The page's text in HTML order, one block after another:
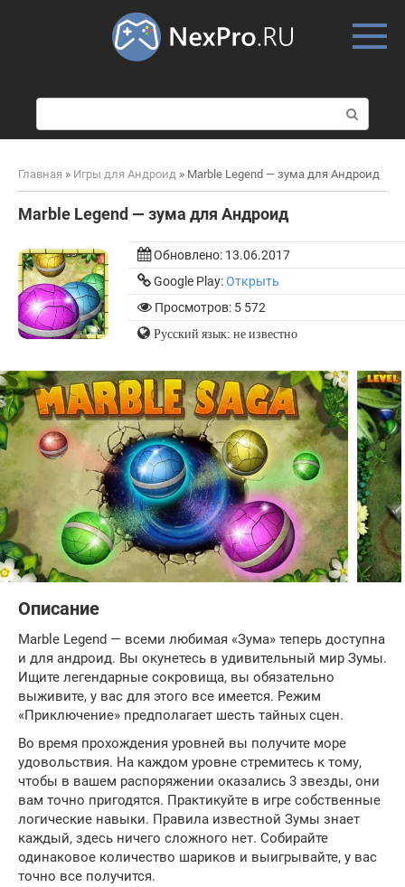
о
и
к
Главная » Игры для Андроид » Marble Legend — зума для Андроид
Marble Legend — зума для Андроид
Обновлено: 13.06.2017
Google Play:Открыть
Просмотров: 5 572
Русский язык: не известно
Описание
Marble Legend — всеми любимая «Зума» теперь доступна
и для андроид. Вы окунетесь в удивительный мир Зумы.
Ищите легендарные сокровища, вы обязательно
выживите, у вас для этого все имеется. Режим
«Приключение» предполагает шесть тайных сцен.
Во время прохождения уровней вы получите море
удовольствия. На каждом уровне стремитесь к тому,
чтобы в вашем распоряжении оказались 3 звезды, они
вам точно пригодятся. Практикуйте в игре собственные
логические навыки. Правила известной Зумы знает
каждый, здесь ничего сложного нет. Собирайте
одинаковое количество шариков и выигрывайте, у вас
точно все получится.